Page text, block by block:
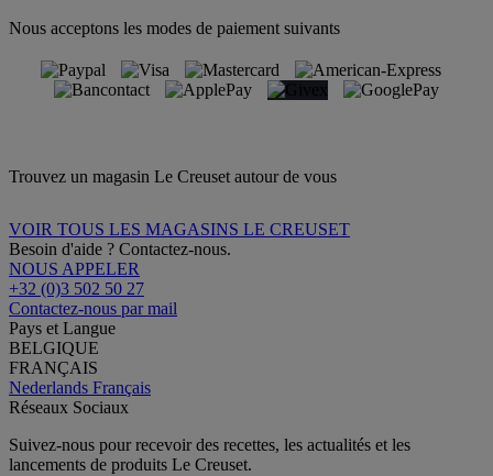
Nous acceptons les modes de paiement suivants
Trouvez un magasin Le Creuset autour de vous
VOIR TOUS LES MAGASINS LE CREUSET
Besoin d'aide ? Contactez-nous.
NOUS APPELER
+32 (0)3 502 50 27
Contactez-nous par mail
Pays et Langue
BELGIQUE
FRANÇAIS
Nederlands Français
Réseaux Sociaux
Suivez-nous pour recevoir des recettes, les actualités et les
lancements de produits Le Creuset.